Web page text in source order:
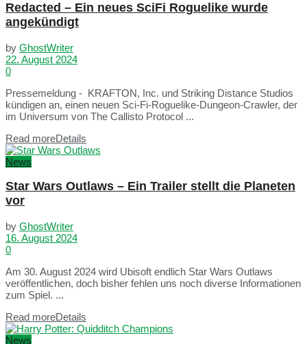
Redacted – Ein neues SciFi Roguelike wurde
angekündigt
by GhostWriter
22. August 2024
0
Pressemeldung - KRAFTON, Inc. und Striking Distance Studios
kündigen an, einen neuen Sci-Fi-Roguelike-Dungeon-Crawler, der
im Universum von The Callisto Protocol ...
Read moreDetails
News
Star Wars Outlaws – Ein Trailer stellt die Planeten
vor
by GhostWriter
16. August 2024
0
Am 30. August 2024 wird Ubisoft endlich Star Wars Outlaws
veröffentlichen, doch bisher fehlen uns noch diverse Informationen
zum Spiel. ...
Read moreDetails
News